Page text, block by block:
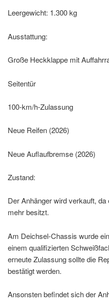
Leergewicht: 1.300 kg
Ausstattung:
Große Heckklappe mit
Seitentür
100-km/h-Zulassung
Neue Reifen (2026)
Neue Auflaufbremse (2026)
Zustand:
Der Anhänger wird verkauft,
mehr besitzt.
Am Deichsel-Chassis wurde
einem qualifizierten
erneute Zulassung sollte die
bestätigt werden.
Ansonsten befindet sich der